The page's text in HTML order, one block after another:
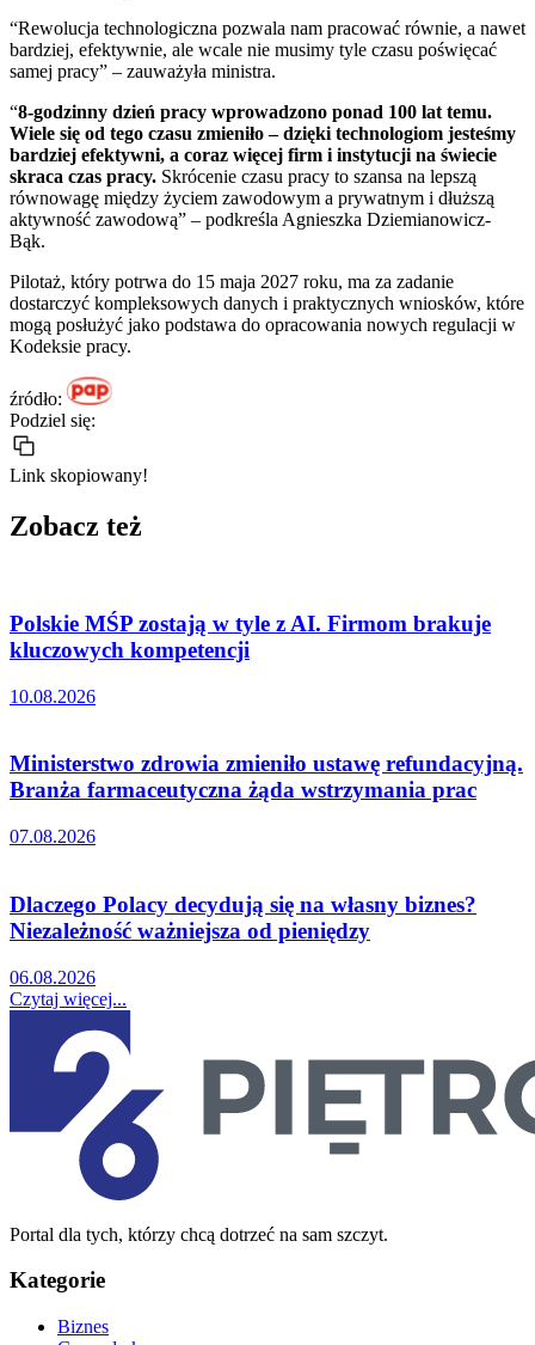
“Rewolucja technologiczna pozwala nam pracować równie, a nawet
bardziej, efektywnie, ale wcale nie musimy tyle czasu poświęcać
samej pracy” – zauważyła ministra.
“8-godzinny dzień pracy wprowadzono ponad 100 lat temu.
Wiele się od tego czasu zmieniło – dzięki technologiom jesteśmy
bardziej efektywni, a coraz więcej firm i instytucji na świecie
skraca czas pracy. Skrócenie czasu pracy to szansa na lepszą
równowagę między życiem zawodowym a prywatnym i dłuższą
aktywność zawodową” – podkreśla Agnieszka Dziemianowicz-
Bąk.
Pilotaż, który potrwa do 15 maja 2027 roku, ma za zadanie
dostarczyć kompleksowych danych i praktycznych wniosków, które
mogą posłużyć jako podstawa do opracowania nowych regulacji w
Kodeksie pracy.
źródło:
Podziel się:
Link skopiowany!
Zobacz też
Polskie MŚP zostają w tyle z AI. Firmom brakuje
kluczowych kompetencji
10.08.2026
Ministerstwo zdrowia zmieniło ustawę refundacyjną.
Branża farmaceutyczna żąda wstrzymania prac
07.08.2026
Dlaczego Polacy decydują się na własny biznes?
Niezależność ważniejsza od pieniędzy
06.08.2026
Czytaj więcej...
Portal dla tych, którzy chcą dotrzeć na sam szczyt.
Kategorie
Biznes